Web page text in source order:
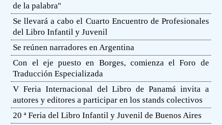
de la palabra''
Se llevará a cabo el Cuarto Encuentro de Profesionales
del Libro Infantil y Juvenil
Se reúnen narradores en Argentina
Con el eje puesto en Borges, comienza el Foro de
Traducción Especializada
V Feria Internacional del Libro de Panamá invita a
autores y editores a participar en los stands colectivos
20 ª Feria del Libro Infantil y Juvenil de Buenos Aires